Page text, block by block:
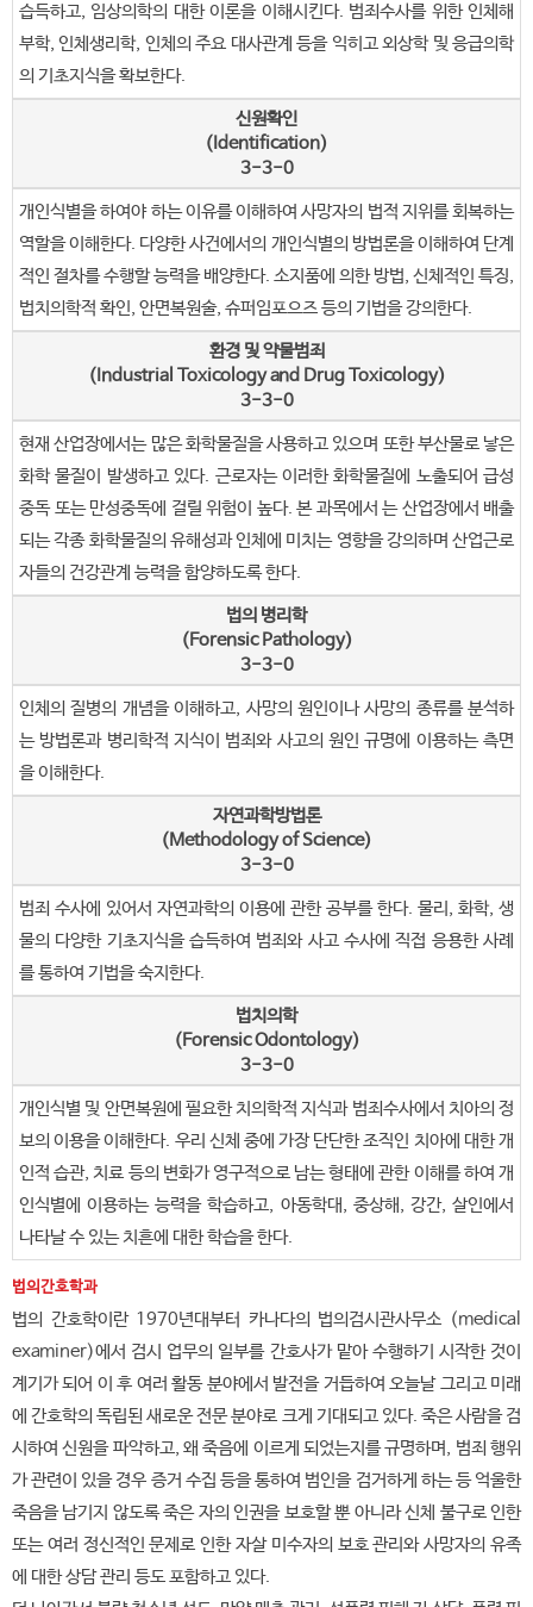
습득하고, 임상의학의 대한 이론을 이해시킨다. 범죄수사를 위한 인체해
부학, 인체생리학, 인체의 주요 대사관계 등을 익히고 외상학 및 응급의학
의 기초지식을 확보한다.
신원확인
(Identification)
3-3-0
개인식별을 하여야 하는 이유를 이해하여 사망자의 법적 지위를 회복하는
역할을 이해한다. 다양한 사건에서의 개인식별의 방법론을 이해하여 단계
적인 절차를 수행할 능력을 배양한다. 소지품에 의한 방법, 신체적인 특징,
법치의학적 확인, 안면복원술, 슈퍼임포으즈 등의 기법을 강의한다.
환경 및 약물범죄
(Industrial Toxicology and Drug Toxicology)
3-3-0
현재 산업장에서는 많은 화학물질을 사용하고 있으며 또한 부산물로 낳은
화학 물질이 발생하고 있다. 근로자는 이러한 화학물질에 노출되어 급성
중독 또는 만성중독에 걸릴 위험이 높다. 본 과목에서 는 산업장에서 배출
되는 각종 화학물질의 유해성과 인체에 미치는 영향을 강의하며 산업근로
자들의 건강관계 능력을 함양하도록 한다.
법의 병리학
(Forensic Pathology)
3-3-0
인체의 질병의 개념을 이해하고, 사망의 원인이나 사망의 종류를 분석하
는 방법론과 병리학적 지식이 범죄와 사고의 원인 규명에 이용하는 측면
을 이해한다.
자연과학방법론
(Methodology of Science)
3-3-0
범죄 수사에 있어서 자연과학의 이용에 관한 공부를 한다. 물리, 화학, 생
물의 다양한 기초지식을 습득하여 범죄와 사고 수사에 직접 응용한 사례
를 통하여 기법을 숙지한다.
법치의학
(Forensic Odontology)
3-3-0
개인식별 및 안면복원에 필요한 치의학적 지식과 범죄수사에서 치아의 정
보의 이용을 이해한다. 우리 신체 중에 가장 단단한 조직인 치아에 대한 개
인적 습관, 치료 등의 변화가 영구적으로 남는 형태에 관한 이해를 하여 개
인식별에 이용하는 능력을 학습하고, 아동학대, 중상해, 강간, 살인에서
나타날 수 있는 치흔에 대한 학습을 한다.
법의간호학과
법의 간호학이란 1970년대부터 카나다의 법의검시관사무소 (medical
examiner)에서 검시 업무의 일부를 간호사가 맡아 수행하기 시작한 것이
계기가 되어 이 후 여러 활동 분야에서 발전을 거듭하여 오늘날 그리고 미래
에 간호학의 독립된 새로운 전문 분야로 크게 기대되고 있다. 죽은 사람을 검
시하여 신원을 파악하고, 왜 죽음에 이르게 되었는지를 규명하며, 범죄 행위
가 관련이 있을 경우 증거 수집 등을 통하여 범인을 검거하게 하는 등 억울한
죽음을 남기지 않도록 죽은 자의 인권을 보호할 뿐 아니라 신체 불구로 인한
또는 여러 정신적인 문제로 인한 자살 미수자의 보호 관리와 사망자의 유족
에 대한 상담 관리 등도 포함하고 있다.